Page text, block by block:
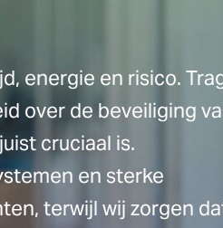
energie en risico.
over de beveiliging
cruciaal is.
en sterke
terwijl wij zorgen